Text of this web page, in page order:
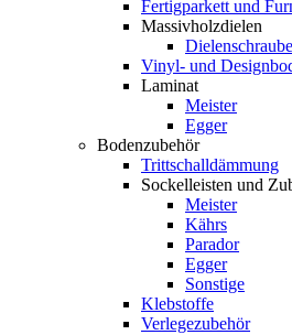
Fertigparkett und
Massivholzdielen
Vinyl- und
Laminat
Meister
Egger
Bodenzubehör
Trittschalldämmung
Sockelleisten und
Meister
Kährs
Parador
Egger
Sonstige
Klebstoffe
Verlegezubehör